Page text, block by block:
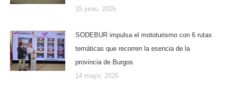
15 junio, 2026
SODEBUR impulsa el mototurismo con 6 rutas
temáticas que recorren la esencia de la
provincia de Burgos
14 mayo, 2026